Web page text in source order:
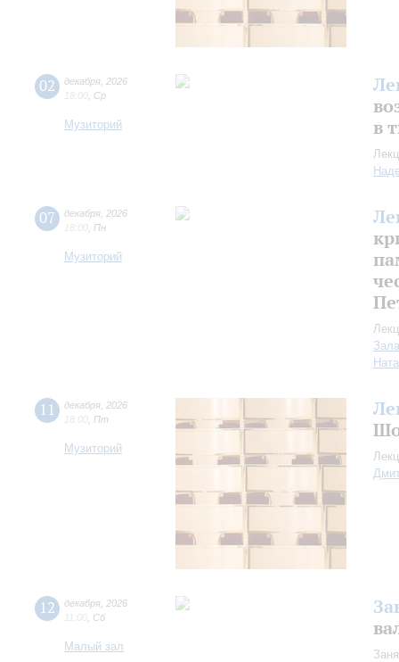
02 декабря 2026
18:00 Ср
Музиторий
в
07 декабря 2026
18:00 Пн
Музиторий
11 декабря 2026
18:00 Пт
Музиторий
12 декабря 2026
11:00 Сб
Малый зал